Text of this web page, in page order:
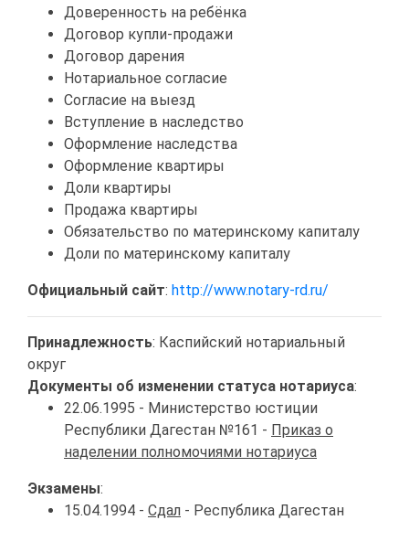
Доверенность на ребёнка
Договор купли-продажи
Договор дарения
Нотариальное согласие
Согласие на выезд
Вступление в наследство
Оформление наследства
Оформление квартиры
Доли квартиры
Продажа квартиры
Обязательство по материнскому капиталу
Доли по материнскому капиталу
Официальный сайт: http://www.notary-rd.ru/
Принадлежность: Каспийский нотариальный
округ
Документы об изменении статуса нотариуса:
22.06.1995 - Министерство юстиции
Республики Дагестан №161 - Приказ о
наделении полномочиями нотариуса
Экзамены:
15.04.1994 - Сдал - Республика Дагестан